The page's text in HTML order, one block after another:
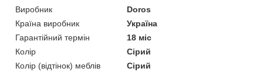
Виробник
Doros
Країна виробник
Україна
Гарантійний термін
18 міс
Колір
Сірий
Колір (відтінок) меблів
Сірий